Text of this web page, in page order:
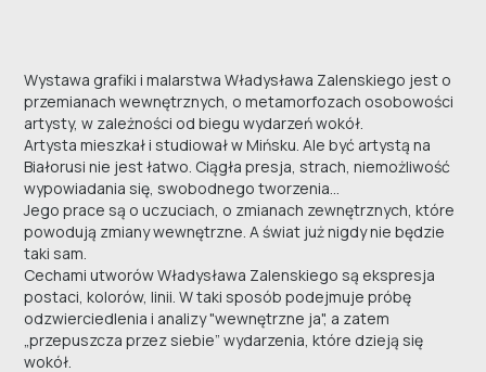
Wystawa grafiki i malarstwa Władysława Zalenskiego jest o
przemianach wewnętrznych, o metamorfozach osobowości
artysty, w zależności od biegu wydarzeń wokół.
Artysta mieszkał i studiował w Mińsku. Ale być artystą na
Białorusi nie jest łatwo. Ciągła presja, strach, niemożliwość
wypowiadania się, swobodnego tworzenia...
Jego prace są o uczuciach, o zmianach zewnętrznych, które
powodują zmiany wewnętrzne. A świat już nigdy nie będzie
taki sam.
Cechami utworów Władysława Zalenskiego są ekspresja
postaci, kolorów, linii. W taki sposób podejmuje próbę
odzwierciedlenia i analizy "wewnętrzne ja", a zatem
„przepuszcza przez siebie” wydarzenia, które dzieją się
wokół.